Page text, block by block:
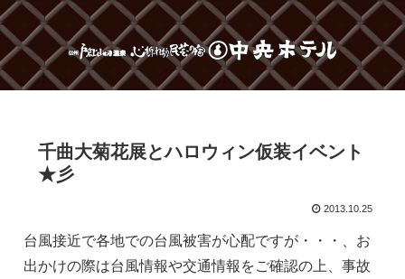
千曲大菊花展とハロウィン仮装イベント
★彡
2013.10.25
台風接近で各地での台風被害が心配ですが・・・、お
出かけの際は台風情報や交通情報をご確認の上、事故